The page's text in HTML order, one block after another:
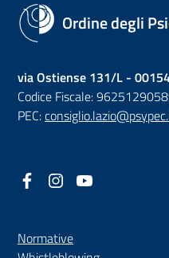
Ordine degli
via Ostiense 131/L -
Codice Fiscale:
PEC:
Facebook
(nuova scheda - new tab)
Instagram
(nuova scheda -
Normative